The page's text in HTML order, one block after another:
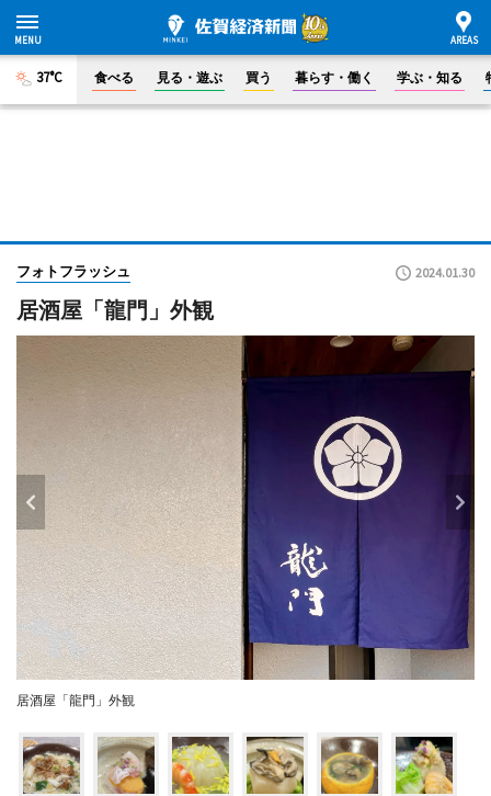
37°C 食べる 見る・遊ぶ 買う 暮らす・働く 学ぶ・知る
フォトフラッシュ 2024.01.30
居酒屋「龍門」外観
居酒屋「龍門」外観